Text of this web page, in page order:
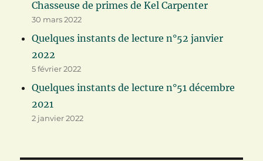
Chasseuse de primes de Kel Carpenter
30 mars 2022
Quelques instants de lecture n°52 janvier
2022
5 février 2022
Quelques instants de lecture n°51 décembre
2021
2 janvier 2022